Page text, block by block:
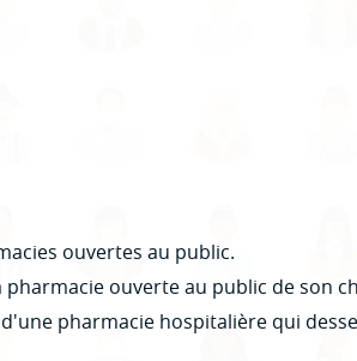
ouvertes au public.
ouverte au public de son
pharmacie hospitalière qui